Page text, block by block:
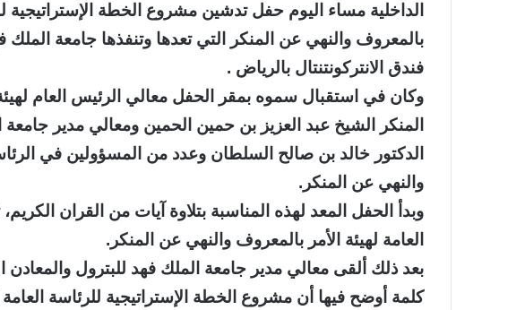
الداخلية مساء اليوم حفل تدشين مشروع الخطة الإستراتيجية
بالمعروف والنهي عن المنكر التي تعدها وتنفذها جامعة
فندق الانتركونتنتال بالرياض .
وكان في استقبال سموه بمقر الحفل معالي الرئيس العام
المنكر الشيخ عبد العزيز بن حمين الحمين ومعالي مدير جامعة
الدكتور خالد بن صالح السلطان وعدد من المسؤولين في
والنهي عن المنكر.
وبدأ الحفل المعد لهذه المناسبة بتلاوة آيات من القران
العامة لهيئة الأمر بالمعروف والنهي عن المنكر.
بعد ذلك ألقى معالي مدير جامعة الملك فهد للبترول
كلمة أوضح فيها أن مشروع الخطة الإستراتيجية للرئاسة